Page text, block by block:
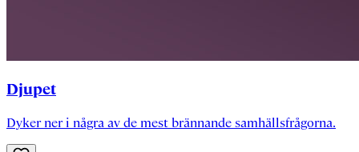
Djupet
Dyker ner i några av de mest brännande samhällsfrågorna.